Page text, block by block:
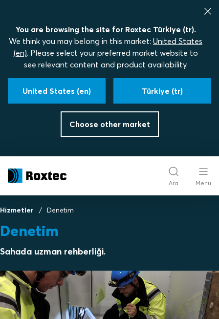
You are browsing the site for Roxtec Türkiye (tr).
We think you may belong in this market: United States
(en). Please select your preferred market website to
see relevant content and product availability.
United States (en) Türkiye (tr)
Choose other market
Ara Menü
Hizmetler Denetim
Denetim
Sahada uzman rehberliği.